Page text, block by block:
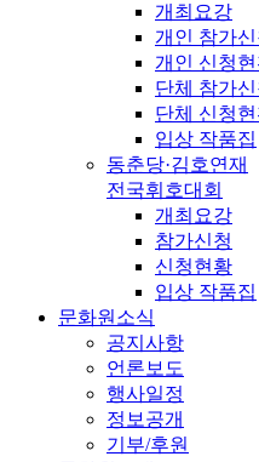
개최요강
개인 참가신
개인 신청
단체 참가신
단체 신청
입상 작품집
동춘당·김호연재
전국휘호대회
개최요강
참가신청
신청현황
입상 작품집
문화원소식
공지사항
언론보도
행사일정
정보공개
기부/후원